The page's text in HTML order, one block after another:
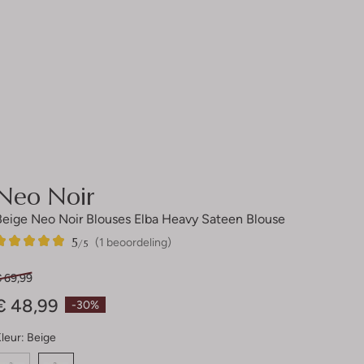
Noir
Neo Noir Blouses Elba Heavy Sateen Blouse
(1 beoordeling)
5/5
-30%
69,99
48,99
Beige